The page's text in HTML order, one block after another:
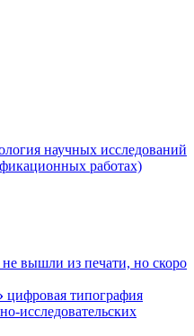
научных исследований
работах)
вышли из печати, но скоро
цифровая типография
исследовательских